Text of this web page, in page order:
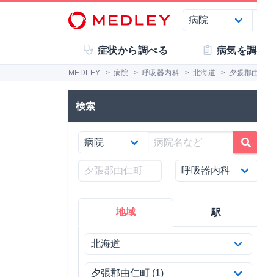
症状から調べる 病気を
MEDLEY > 病院 > 呼吸器内科 > 北海道 > 夕張郡
検索
地域 駅